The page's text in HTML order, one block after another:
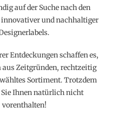
auf der Suche nach den
innovativer und nachhaltiger
Entdeckungen schaffen es,
aus Zeitgründen, rechtzeitig
Sortiment. Trotzdem
Ihnen natürlich nicht
vorenthalten!